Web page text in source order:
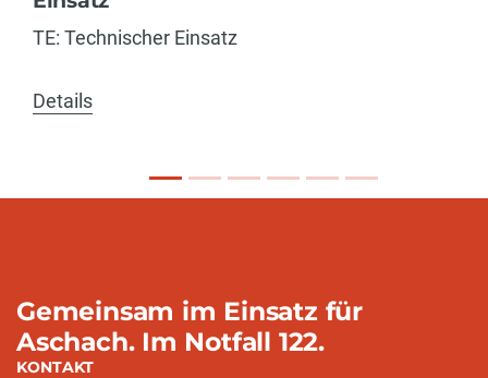
TE: Technischer Einsatz
Details
Gemeinsam im Einsatz für
Aschach. Im Notfall 122.
KONTAKT